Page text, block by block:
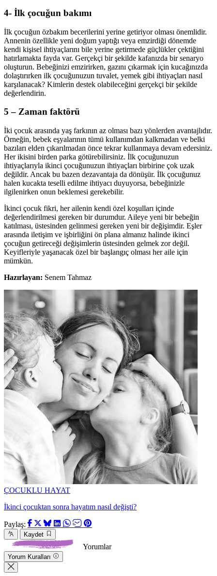
4- İlk çocuğun bakımı
İlk çocuğun özbakım becerilerini yerine getiriyor olması önemlidir.
Annenin özellikle yeni doğum yaptığı veya emzirdiği dönemde
kendi kişisel ihtiyaçlarını bile yerine getirmede güçlükler çektiğini
hatırlamakta fayda var. Gerçekçi bir şekilde kafanızda bir senaryo
oluşturun. Bebeğinizi emzirirken, gazını çıkarmak için kucağınızda
dolaştırırken ilk çocuğunuzun tuvalet, yemek gibi ihtiyaçları nasıl
karşılanacak? Kimlerin destek olabileceğini gerçekçi bir şekilde
değerlendirin.
5 – Zaman faktörü
İki çocuk arasında yaş farkının az olması bazı yönlerden avantajlıdır.
Örneğin, bebek eşyalarının tümü kullanımdan kalkmadan ve belki
bazıları elden çıkarılmadan önce tekrar kullanmaya devam edersiniz.
Her ikisini birden parka götürebilirsiniz. İlk çocuğunuzun
ihtiyaçlarıyla ikinci çocuğunuzun ihtiyaçları birbirine çok uzak
değildir. Ancak bu bazen dezavantaja da dönüşür. İlk çocuğunuz
halen kucakta teselli edilme ihtiyacı duyuyorsa, bebeğinizle
ilgilenirken onun beklemesi gerekebilir.
İkinci çocuk fikri, her ailenin kendi özel koşulları içinde
değerlendirilmesi gereken bir durumdur. Aileye yeni bir bebeğin
katılması, üstesinden gelinmesi gereken yeni bir değişimdir. Eşler
arasında iletişim ve işbirliğini ön plana almanız halinde ikinci
çocuğun getireceği değişimlerin üstesinden gelmek zor değil.
Keyifleriyle yaşanacak özel bir başlangıç olması her aile için
mümkün.
Hazırlayan: Senem Tahmaz
ÇOCUKLU HAYAT
İkinci çocuktan sonra hayatım nasıl değişti?
Paylaş:
Kaydet
Yorumlar
Yorum Kuralları